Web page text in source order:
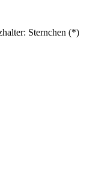
Sternchen (*)